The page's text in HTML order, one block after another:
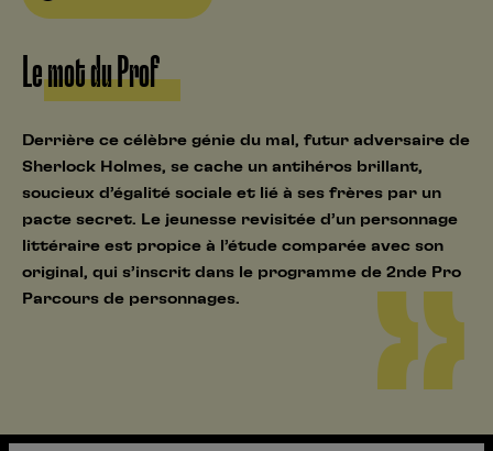
Le mot du Prof
Derrière ce célèbre génie du mal, futur adversaire de
Sherlock Holmes, se cache un antihéros brillant,
soucieux d’égalité sociale et lié à ses frères par un
pacte secret. Le jeunesse revisitée d’un personnage
littéraire est propice à l’étude comparée avec son
original, qui s’inscrit dans le programme de 2nde Pro
Parcours de personnages.